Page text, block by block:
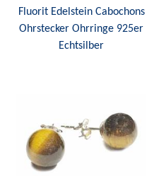
Fluorit Edelstein Cabochons
Ohrstecker Ohrringe 925er
Echtsilber